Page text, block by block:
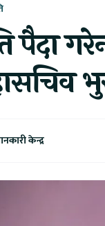
पैदा
केन्द्र